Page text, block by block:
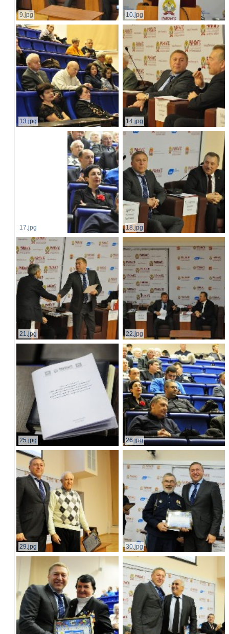
9.jpg 10.jpg
13.jpg 14.jpg
17.jpg 18.jpg
21.jpg 22.jpg
25.jpg 26.jpg
29.jpg 30.jpg